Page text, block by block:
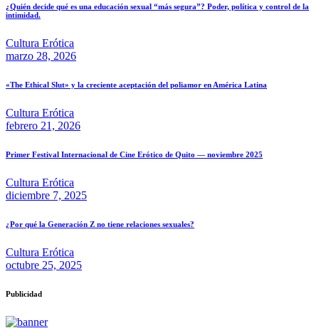
¿Quién decide qué es una educación sexual “más segura”? Poder, política y control de la
intimidad.
Cultura Erótica
marzo 28, 2026
«The Ethical Slut» y la creciente aceptación del poliamor en América Latina
Cultura Erótica
febrero 21, 2026
Primer Festival Internacional de Cine Erótico de Quito — noviembre 2025
Cultura Erótica
diciembre 7, 2025
¿Por qué la Generación Z no tiene relaciones sexuales?
Cultura Erótica
octubre 25, 2025
Publicidad